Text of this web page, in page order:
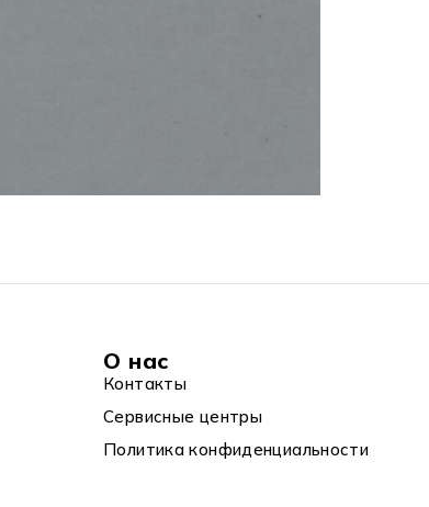
О нас
Контакты
Сервисные центры
Политика конфиденциальности